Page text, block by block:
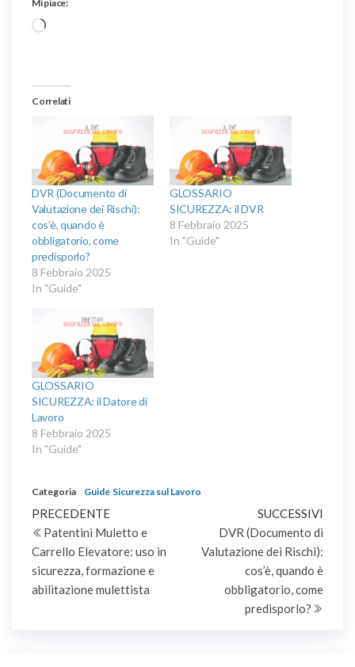
Mi piace:
Caricamento
Correlati
DVR (Documento di
Valutazione dei Rischi):
cos’è, quando è
obbligatorio, come
predisporlo?
8 Febbraio 2025
In "Guide"
GLOSSARIO
SICUREZZA: il DVR
8 Febbraio 2025
In "Guide"
GLOSSARIO
SICUREZZA: il Datore di
Lavoro
8 Febbraio 2025
In "Guide"
Categoria Guide Sicurezza sul Lavoro
Navigazione
articoli
Articolo
precedente
PRECEDENTE
Patentini Muletto e
Carrello Elevatore: uso in
sicurezza, formazione e
abilitazione mulettista
SUCCESSIVI
DVR (Documento di
Valutazione dei Rischi):
cos’è, quando è
obbligatorio, come
predisporlo?